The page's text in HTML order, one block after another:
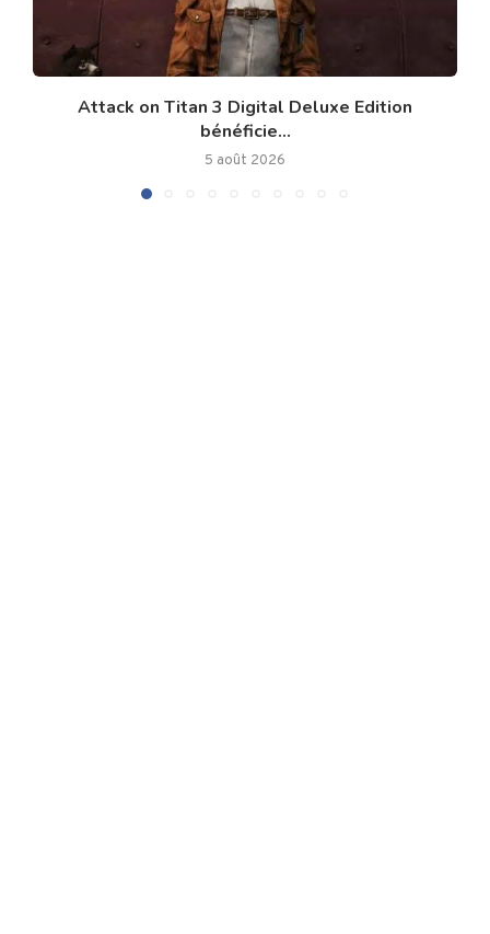
Attack on Titan 3 Digital Deluxe Edition
bénéficie...
5 août 2026